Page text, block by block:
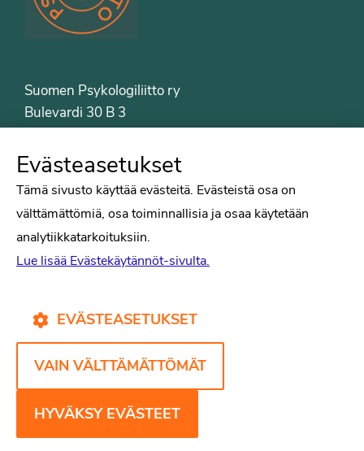
Suomen Psykologiliitto ry
Bulevardi 30 B 3
Puh. 09-6122 9122
Psykologiliiton sivut
Tiede
Puheenvuorot
Kirjat
Yhteystiedot
Evästekäytännöt
Evästeasetukset
Tämä sivusto käyttää evästeitä. Evästeistä osa on
välttämättömiä, osa toiminnallisia ja osaa käytetään
analytiikkatarkoituksiin.
Lue lisää Evästekäytännöt-sivulta.
EVÄSTEASETUKSET
VAIN VÄLTTÄMÄTTÖMÄT
HYVÄKSY EVÄSTEET